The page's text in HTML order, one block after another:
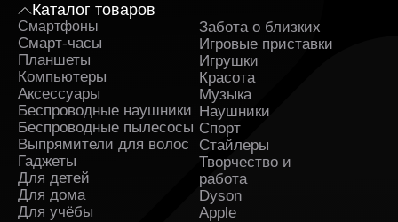
Каталог товаров
Смартфоны
Смарт-часы
Планшеты
Компьютеры
Аксессуары
Беспроводные наушники
Беспроводные пылесосы
Выпрямители для волос
Гаджеты
Для детей
Для дома
Для учёбы
Забота о близких
Игровые приставки
Игрушки
Красота
Музыка
Наушники
Спорт
Стайлеры
Творчество и
работа
Dyson
Apple